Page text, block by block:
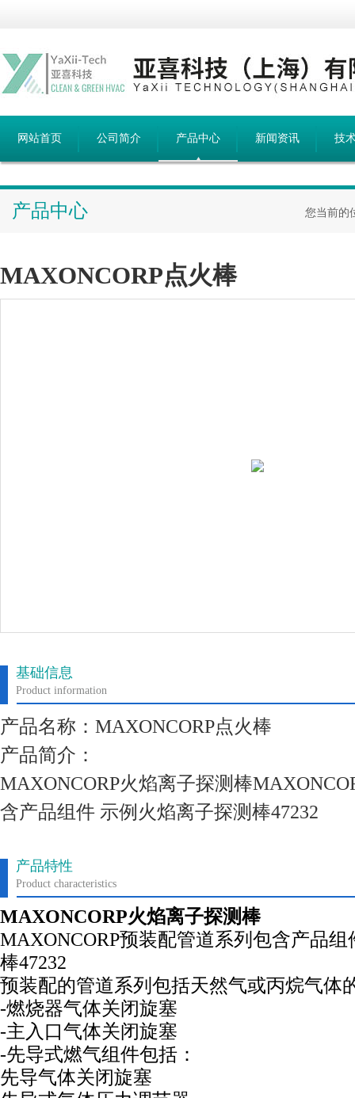
网站首页 公司简介 产品中心 新闻资讯 技
产品中心 您当前的
MAXONCORP点火棒
基础信息
Product information
产品名称：MAXONCORP点火棒
产品简介：
MAXONCORP火焰离子探测棒
含产品组件 示例火焰离子探测棒47232
产品特性
Product characteristics
MAXONCORP火焰离子探测棒
MAXONCORP预装配管道系列包含产品
棒47232
预装配的管道系列包括天然气或丙烷气体
-燃烧器气体关闭旋塞
-主入口气体关闭旋塞
-先导式燃气组件包括：
先导气体关闭旋塞